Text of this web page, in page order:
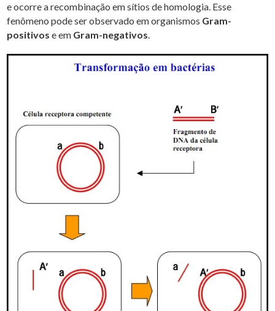
e ocorre a recombinação em sítios de homologia. Esse
fenômeno pode ser observado em organismos Gram-
positivos e em Gram-negativos.